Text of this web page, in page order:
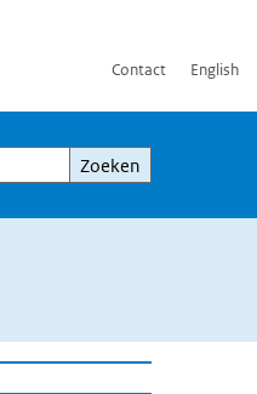
Contact English
Zoeken